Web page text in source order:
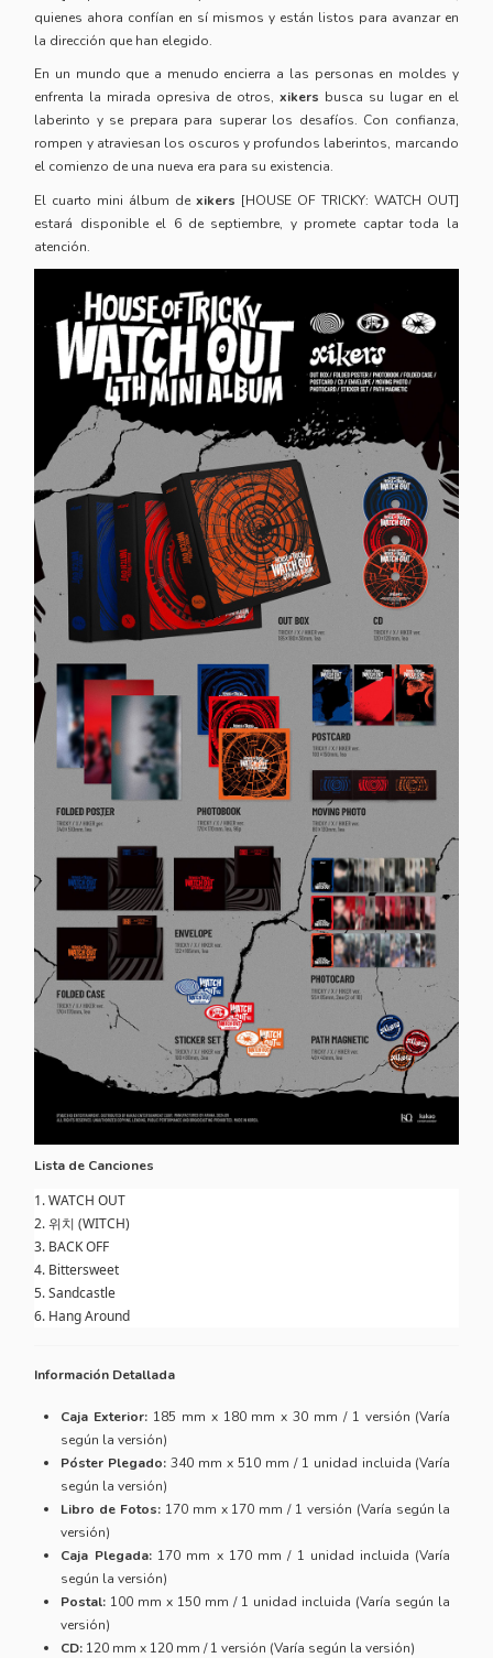
quienes ahora confían en sí mismos y están listos para avanzar en
la dirección que han elegido.
En un mundo que a menudo encierra a las personas en moldes y
enfrenta la mirada opresiva de otros, xikers busca su lugar en el
laberinto y se prepara para superar los desafíos. Con confianza,
rompen y atraviesan los oscuros y profundos laberintos, marcando
el comienzo de una nueva era para su existencia.
El cuarto mini álbum de xikers [HOUSE OF TRICKY: WATCH OUT]
estará disponible el 6 de septiembre, y promete captar toda la
atención.
Lista de Canciones
1. WATCH OUT
2. 위치 (WITCH)
3. BACK OFF
4. Bittersweet
5. Sandcastle
6. Hang Around
Información Detallada
Caja Exterior: 185 mm x 180 mm x 30 mm / 1 versión (Varía
según la versión)
Póster Plegado: 340 mm x 510 mm / 1 unidad incluida (Varía
según la versión)
Libro de Fotos: 170 mm x 170 mm / 1 versión (Varía según la
versión)
Caja Plegada:170 mm x 170 mm / 1 unidad incluida (Varía
según la versión)
Postal: 100 mm x 150 mm / 1 unidad incluida (Varía según la
versión)
CD: 120 mm x 120 mm / 1 versión (Varía según la versión)